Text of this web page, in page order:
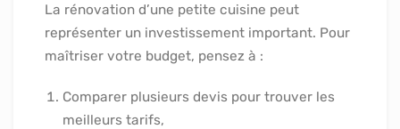
La rénovation d’une petite cuisine peut
représenter un investissement important. Pour
maîtriser votre budget, pensez à :
Comparer plusieurs devis pour trouver les
meilleurs tarifs,